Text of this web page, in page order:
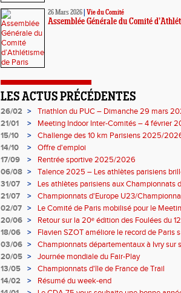
26 Mars 2026 Vie du Comité
Assemblée Générale du Comité
LES ACTUS PRÉCÉDENTES
26/02 >
Triathlon du PUC – Dimanche 29 mars
21/01
>
Meeting Indoor Inter-Comités – 4 février
15/10
>
Challenge des 10 km Parisiens 2025/
14/10
>
Offre d'emploi
17/09
>
Rentrée sportive 2025/2026
06/08 >
Talence 2025 – Les athlètes parisiens
France Élite
31/07 >
Les athlètes parisiens aux Championnats
21/07
>
Championnats d'Europe U23/
02/07 >
Le Comité de Paris mobilisé pour le
20/06 >
Retour sur la 20ᵉ édition des Foulées du
18/06
>
Flavien SZOT améliore le record de Paris
03/06 >
Championnats départementaux à Ivry sur
20/05 >
Journée mondiale du Fair-Play
13/05
>
Championnats d'île de France de Trail
14/02
>
Résumé du week-end